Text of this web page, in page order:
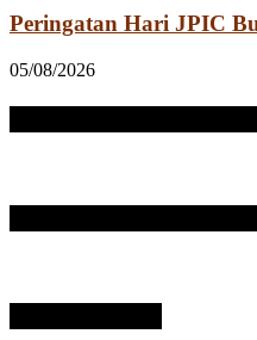
Peringatan Hari JPIC
05/08/2026